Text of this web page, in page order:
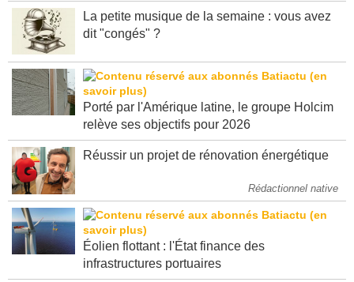
La petite musique de la semaine : vous avez
Porté par l'Amérique latine, le groupe Holcim
Rédactionnel native
Éolien flottant : l'État finance des